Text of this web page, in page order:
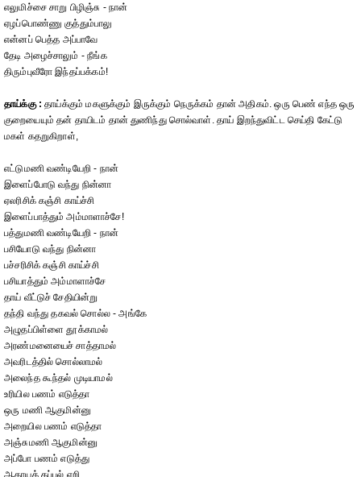
எலுமிச்சை சாறு பிழிஞ்சு - நான்
ஏழப்பொண்ணு குத்தும்பாலு
என்னப் பெத்த அப்பாவே
தேடி அழைச்சாலும் - நீங்க
திரும்புவீரோ இந்தப்பக்கம்!
தாய்க்கு :தாய்க்கும் மகளுக்கும் இருக்கும் நெருக்கம் தான் அதிகம். ஒரு பெண் எந்த ஒரு
குறையையும் தன் தாயிடம் தான் துணிந்து சொல்வாள். தாய் இறந்துவிட்ட செய்தி கேட்டு
மகள் கதறுகிறாள்,
எட்டுமணி வண்டியேறி - நான்
இளைப்போடு வந்து நின்னா
ஏலரிசிக் கஞ்சி காய்ச்சி
இளைப்பாத்தும் அம்மாளாச்சே!
பத்துமணி வண்டியேறி - நான்
பசியோடு வந்து நின்னா
பச்சரிசிக் கஞ்சி காய்ச்சி
பசியாத்தும் அம்மாளாச்சே
தாய் வீட்டுச் சேதியின்று
தந்தி வந்து தகவல் சொல்ல - அங்கே
அழுதப்பிள்ளை தூக்காமல்
அரண்மனையைச் சாத்தாமல்
அவரிடத்தில் சொல்லாமல்
அலைந்த கூந்தல் முடியாமல்
உரியில பணம் எடுத்தா
ஒரு மணி ஆகுமின்னு
அறையில பணம் எடுத்தா
அஞ்சுமணி ஆகுமின்னு
அப்போ பணம் எடுத்து
ஆகாயக் கப்பல் ஏறி